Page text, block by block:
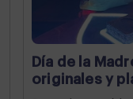
Día de la
originales y